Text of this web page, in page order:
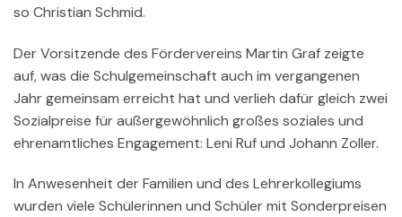
so Christian Schmid.
Der Vorsitzende des Fördervereins Martin Graf zeigte
auf, was die Schulgemeinschaft auch im vergangenen
Jahr gemeinsam erreicht hat und verlieh dafür gleich zwei
Sozialpreise für außergewöhnlich großes soziales und
ehrenamtliches Engagement: Leni Ruf und Johann Zoller.
In Anwesenheit der Familien und des Lehrerkollegiums
wurden viele Schülerinnen und Schüler mit Sonderpreisen